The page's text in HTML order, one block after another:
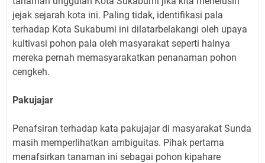
jejak sejarah kota ini. Paling tidak, identifikasi pala
terhadap Kota Sukabumi ini dilatarbelakangi oleh upaya
kultivasi pohon pala oleh masyarakat seperti halnya
mereka pernah memasyarakatkan penanaman pohon
cengkeh.
Pakujajar
Penafsiran terhadap kata pakujajar di masyarakat Sunda
masih memperlihatkan ambiguitas. Pihak pertama
menafsirkan tanaman ini sebagai pohon kipahare